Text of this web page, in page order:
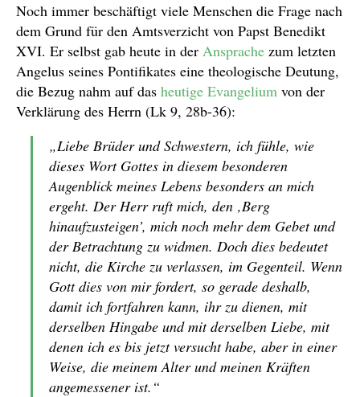
Noch immer beschäftigt viele Menschen die Frage nach
dem Grund für den Amtsverzicht von Papst Benedikt
XVI. Er selbst gab heute in der Ansprache zum letzten
Angelus seines Pontifikates eine theologische Deutung,
die Bezug nahm auf das heutige Evangelium von der
Verklärung des Herrn (Lk 9, 28b-36):
„Liebe Brüder und Schwestern, ich fühle, wie
dieses Wort Gottes in diesem besonderen
Augenblick meines Lebens besonders an mich
ergeht. Der Herr ruft mich, den ‚Berg
hinaufzusteigen’, mich noch mehr dem Gebet und
der Betrachtung zu widmen. Doch dies bedeutet
nicht, die Kirche zu verlassen, im Gegenteil. Wenn
Gott dies von mir fordert, so gerade deshalb,
damit ich fortfahren kann, ihr zu dienen, mit
derselben Hingabe und mit derselben Liebe, mit
denen ich es bis jetzt versucht habe, aber in einer
Weise, die meinem Alter und meinen Kräften
angemessener ist.“